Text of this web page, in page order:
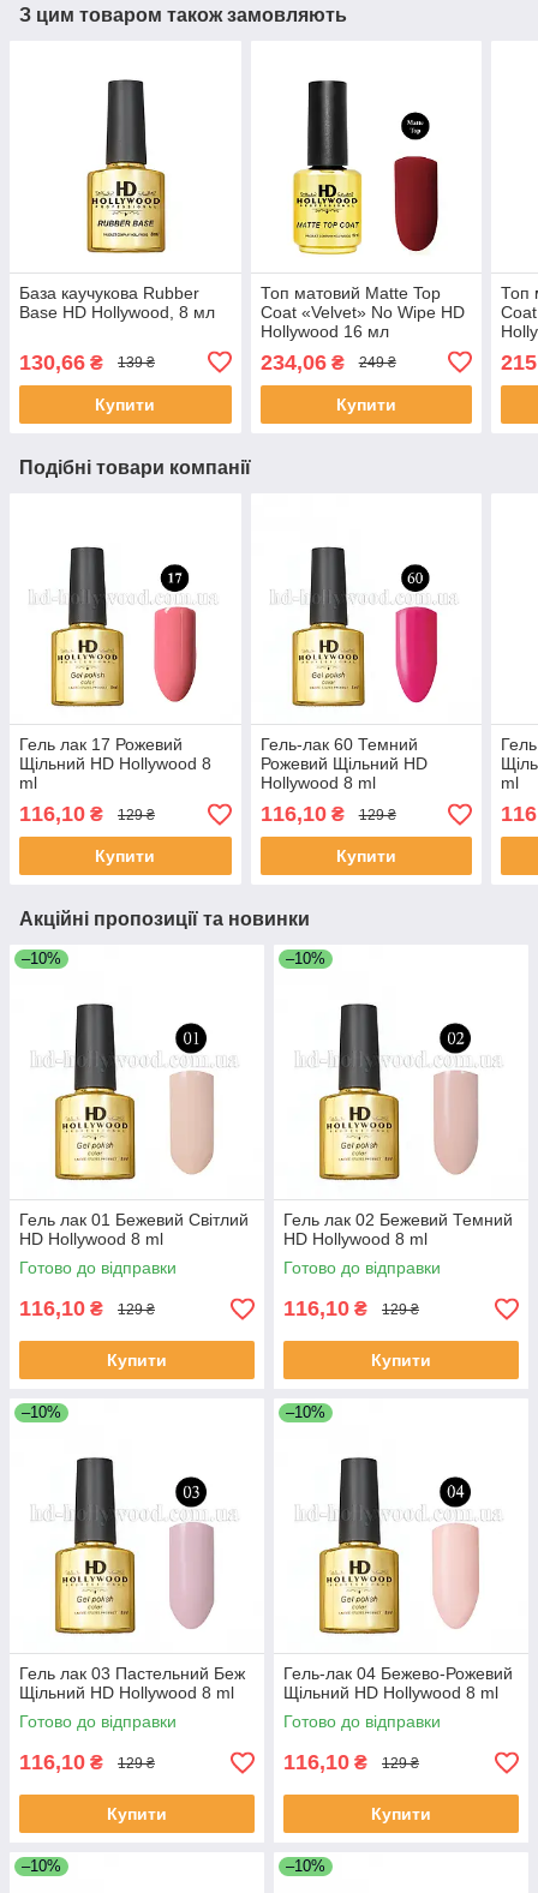
З цим товаром також замовляють
База каучукова Rubber
Base HD Hollywood, 8 мл
130,66 ₴ 139 ₴
Купити
Топ матовий Matte Top
Coat «Velvet» No Wipe HD
Hollywood 16 мл
234,06₴ 249 ₴
Купити
Топ
Подібні товари компанії
Гель лак 17 Рожевий
Щільний HD Hollywood 8
ml
116,10 ₴ 129 ₴
Купити
Гель-лак 60 Темний
Рожевий Щільний HD
Hollywood 8 ml
116,10₴ 129 ₴
Купити
ml
Акційні пропозиції та новинки
–10%
Гель лак 01 Бежевий Світлий
HD Hollywood 8 ml
Готово до відправки
116,10 ₴ 129 ₴
Купити
–10%
Гель лак 02 Бежевий Темний
HD Hollywood 8 ml
Готово до відправки
116,10 ₴ 129 ₴
Купити
–10%
Гель лак 03 Пастельний Беж
Щільний HD Hollywood 8 ml
Готово до відправки
116,10 ₴ 129 ₴
Купити
–10%
Гель-лак 04 Бежево-Рожевий
Щільний HD Hollywood 8 ml
Готово до відправки
116,10 ₴ 129 ₴
Купити
–10% –10%